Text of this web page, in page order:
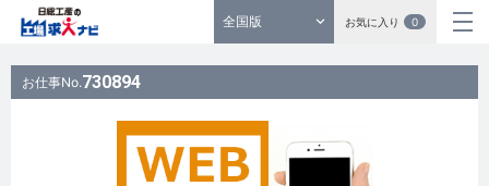
全国版 お気に入り 0
お仕事No.730894